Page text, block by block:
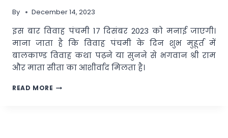
By December 14, 2023
इस बार विवाह पंचमी 17 दिसंबर 2023 को मनाई जाएगी।
माना जाता है कि विवाह पंचमी के दिन शुभ मुहूर्त में
बालकाण्ड विवाह कथा पढ़ने या सुनने से भगवान श्री राम
और माता सीता का आशीर्वाद मिलता है।
READ MORE VIVAH